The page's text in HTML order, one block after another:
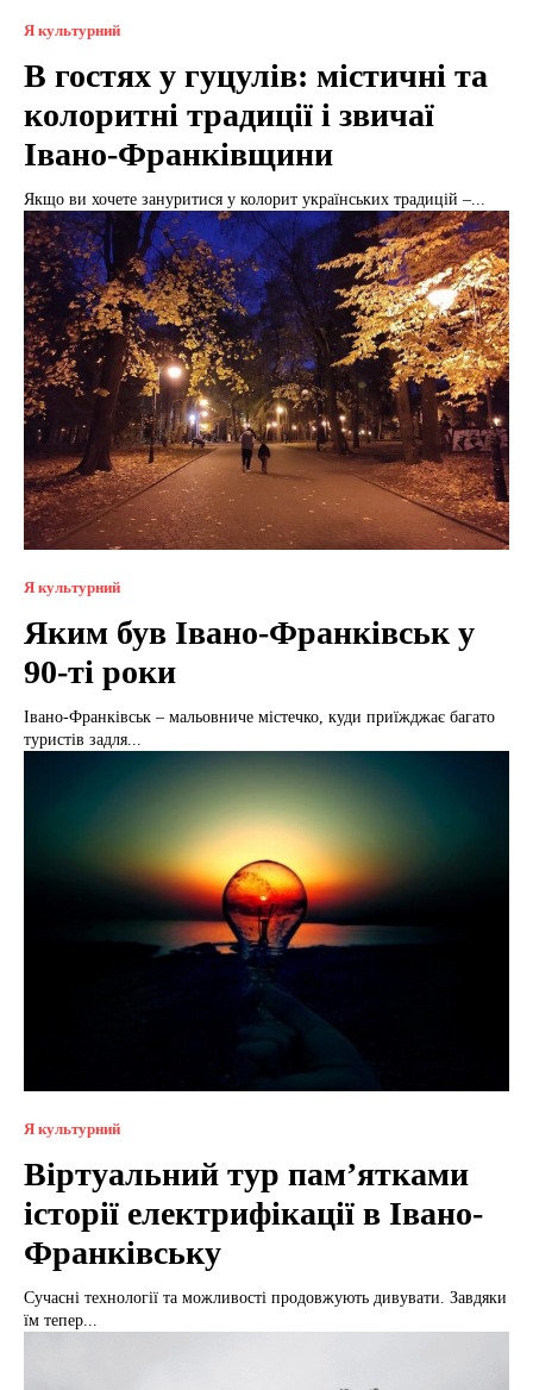
Я культурний
В гостях у гуцулів: містичні та
колоритні традиції і звичаї
Івано-Франківщини
Якщо ви хочете зануритися у колорит українських традицій –...
Я культурний
Яким був Івано-Франківськ у
90-ті роки
Івано-Франківськ – мальовниче містечко, куди приїжджає багато
туристів задля...
Я культурний
Віртуальний тур пам’ятками
історії електрифікації в Івано-
Франківську
Сучасні технології та можливості продовжують дивувати. Завдяки
їм тепер...